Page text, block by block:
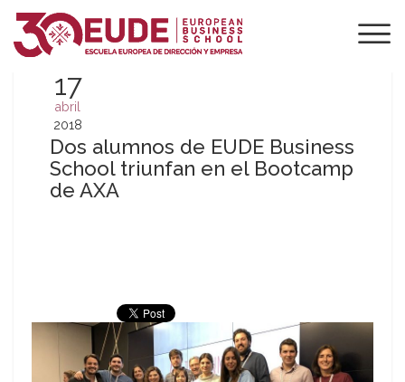
17
abril
2018
Dos alumnos de EUDE Business
School triunfan en el Bootcamp
de AXA